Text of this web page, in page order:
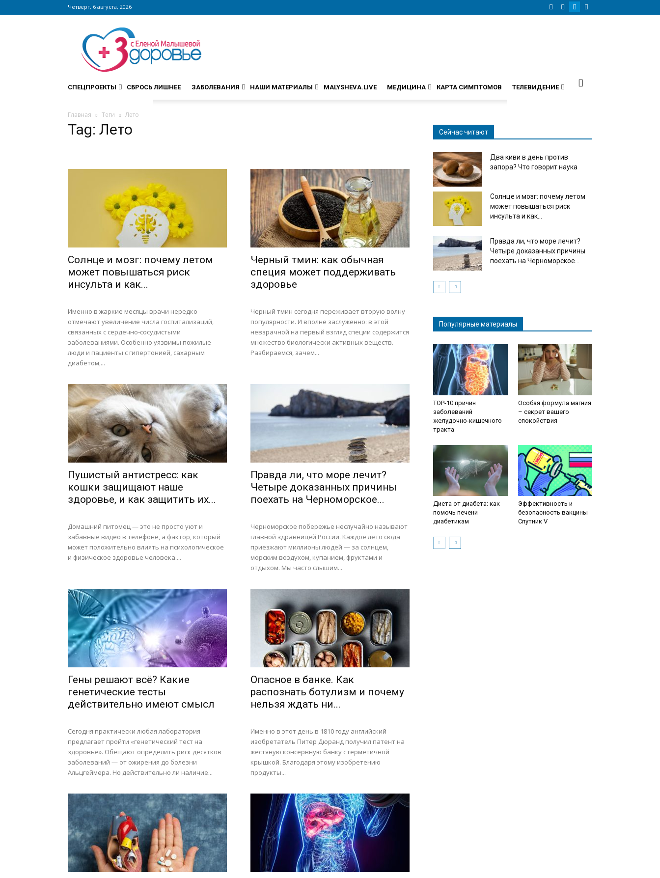
Четверг, 6 августа, 2026
Сайт
zdorovieinfo.ru
крупнейший
медицинский
интернет-
СПЕЦПРОЕКТЫ СБРОСЬ ЛИШНЕЕ ЗАБОЛЕВАНИЯ НАШИ МАТЕРИАЛЫ MALYSHEVA.LIVE МЕДИЦИНА КАРТА СИМПТОМОВ ТЕЛЕВИДЕНИЕ
Главная Теги Лето
Tag: Лето
Солнце и мозг: почему летом
может повышаться риск
инсульта и как...
Именно в жаркие месяцы врачи нередко
отмечают увеличение числа госпитализаций,
связанных с сердечно-сосудистыми
заболеваниями. Особенно уязвимы пожилые
люди и пациенты с гипертонией, сахарным
диабетом,...
Черный тмин: как обычная
специя может поддерживать
здоровье
Черный тмин сегодня переживает вторую волну
популярности. И вполне заслуженно: в этой
невзрачной на первый взгляд специи содержится
множество биологически активных веществ.
Разбираемся, зачем...
Пушистый антистресс: как
кошки защищают наше
здоровье, и как защитить их...
Домашний питомец — это не просто уют и
забавные видео в телефоне, а фактор, который
может положительно влиять на психологическое
и физическое здоровье человека....
Правда ли, что море лечит?
Четыре доказанных причины
поехать на Черноморское...
Черноморское побережье неслучайно называют
главной здравницей России. Каждое лето сюда
приезжают миллионы людей — за солнцем,
морским воздухом, купанием, фруктами и
отдыхом. Мы часто слышим...
Гены решают всё? Какие
генетические тесты
действительно имеют смысл
Сегодня практически любая лаборатория
предлагает пройти «генетический тест на
здоровье». Обещают определить риск десятков
заболеваний — от ожирения до болезни
Альцгеймера. Но действительно ли наличие...
Опасное в банке. Как
распознать ботулизм и почему
нельзя ждать ни...
Именно в этот день в 1810 году английский
изобретатель Питер Дюранд получил патент на
жестяную консервную банку с герметичной
крышкой. Благодаря этому изобретению
продукты...
Сейчас читают
Два киви в день против
запора? Что говорит наука
Солнце и мозг: почему летом
может повышаться риск
инсульта и как...
Правда ли, что море лечит?
Четыре доказанных причины
поехать на Черноморское...
Популярные материалы
TOP-10 причин
заболеваний
желудочно-кишечного
тракта
Особая формула магния
– секрет вашего
спокойствия
Диета от диабета: как
помочь печени
диабетикам
Эффективность и
безопасность вакцины
Спутник V